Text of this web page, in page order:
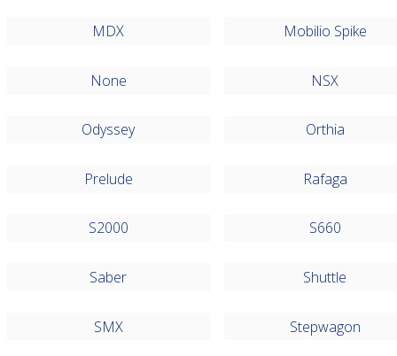
MDX Mobilio Spike
None NSX
Odyssey Orthia
Prelude Rafaga
S2000 S660
Saber Shuttle
SMX Stepwagon